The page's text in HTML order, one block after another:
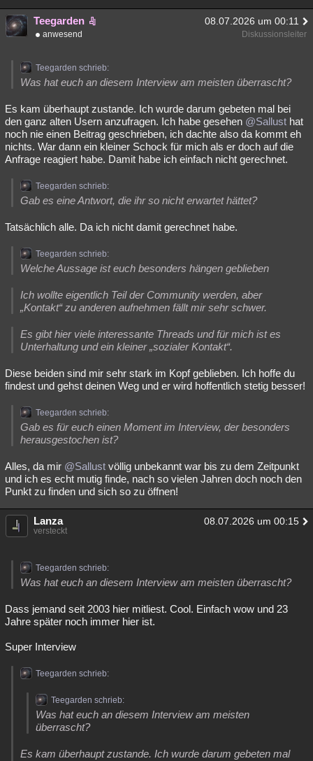
Teegarden 08.07.2026 um 00:11
anwesend Diskussionsleiter
Teegarden schrieb:
Was hat euch an diesem Interview am meisten überrascht?
Es kam überhaupt zustande. Ich wurde darum gebeten mal bei
den ganz alten Usern anzufragen. Ich habe gesehen @Sallust hat
noch nie einen Beitrag geschrieben, ich dachte also da kommt eh
nichts. War dann ein kleiner Schock für mich als er doch auf die
Anfrage reagiert habe. Damit habe ich einfach nicht gerechnet.
Teegarden schrieb:
Gab es eine Antwort, die ihr so nicht erwartet hättet?
Tatsächlich alle. Da ich nicht damit gerechnet habe.
Teegarden schrieb:
Welche Aussage ist euch besonders hängen geblieben
Ich wollte eigentlich Teil der Community werden, aber
„Kontakt“ zu anderen aufnehmen fällt mir sehr schwer.
Es gibt hier viele interessante Threads und für mich ist es
Unterhaltung und ein kleiner „sozialer Kontakt“.
Diese beiden sind mir sehr stark im Kopf geblieben. Ich hoffe du
findest und gehst deinen Weg und er wird hoffentlich stetig besser!
Teegarden schrieb:
Gab es für euch einen Moment im Interview, der besonders
herausgestochen ist?
Alles, da mir @Sallust völlig unbekannt war bis zu dem Zeitpunkt
und ich es echt mutig finde, nach so vielen Jahren doch noch den
Punkt zu finden und sich so zu öffnen!
Lanza 08.07.2026 um 00:15
versteckt
Teegarden schrieb:
Was hat euch an diesem Interview am meisten überrascht?
Dass jemand seit 2003 hier mitliest. Cool. Einfach wow und 23
Jahre später noch immer hier ist.
Super Interview
Teegarden schrieb:
Teegarden schrieb:
Was hat euch an diesem Interview am meisten
überrascht?
Es kam überhaupt zustande. Ich wurde darum gebeten mal